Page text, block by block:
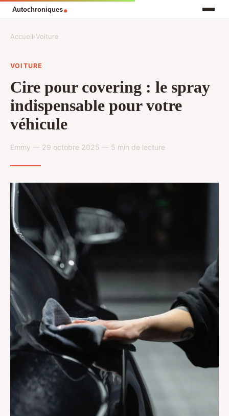
Accueil›Voiture
VOITURE
Cire pour covering : le spray
indispensable pour votre
véhicule
Emmy — 29 octobre 2025 — 5 min de lecture